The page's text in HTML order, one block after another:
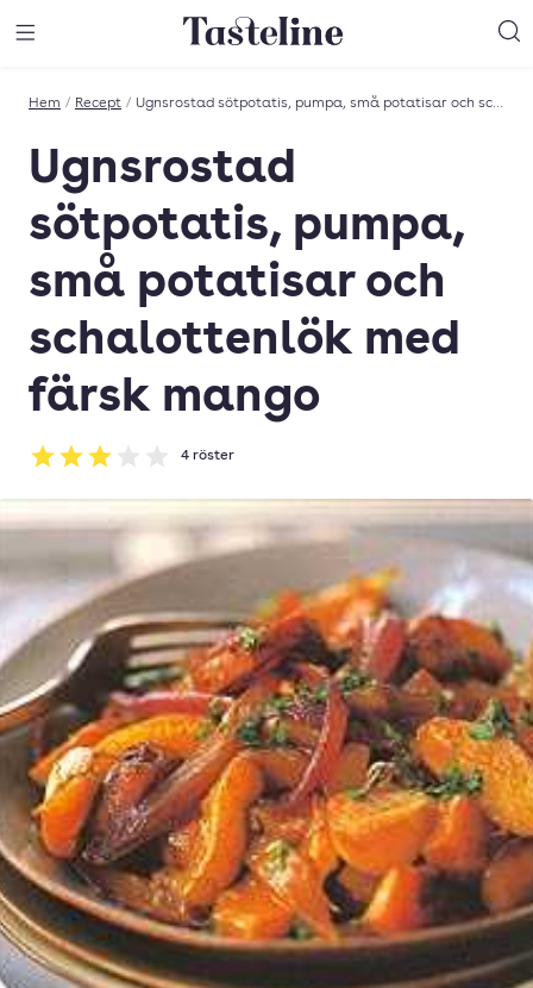
Till Tastelines startsida
Hem / Recept / Ugnsrostad sötpotatis, pumpa, små potatisar och schalottenlök med färsk mango
Ugnsrostad
sötpotatis, pumpa,
små potatisar och
schalottenlök med
färsk mango
Betyg: 3 av 5
4 röster